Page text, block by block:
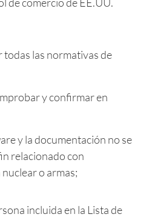
las normativas de
y confirmar en
y la documentación no se
relacionado con
o armas;
incluida en la Lista de